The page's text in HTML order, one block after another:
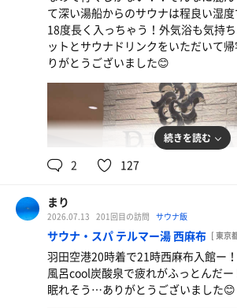
ラーメンサラダ
オロポ
て深い湯船からのサウナは程良い湿
18度長く入っちゃう！外気浴も気持
ットとサウナドリンクをいただいて
りがとうございました😊
続きを読む
2 127
まり
2026.07.13 201回目の訪問 サウナ飯
サウナ・スパ テルマー湯 西麻布 [ 東京
羽田空港20時着で21時西麻布入館ー
風呂cool炭酸泉で疲れがふっとんだー
眠れそう…ありがとうございました😊